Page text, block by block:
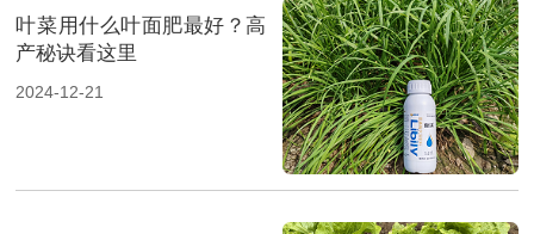
叶菜用什么叶面肥最好？高
产秘诀看这里
2024-12-21